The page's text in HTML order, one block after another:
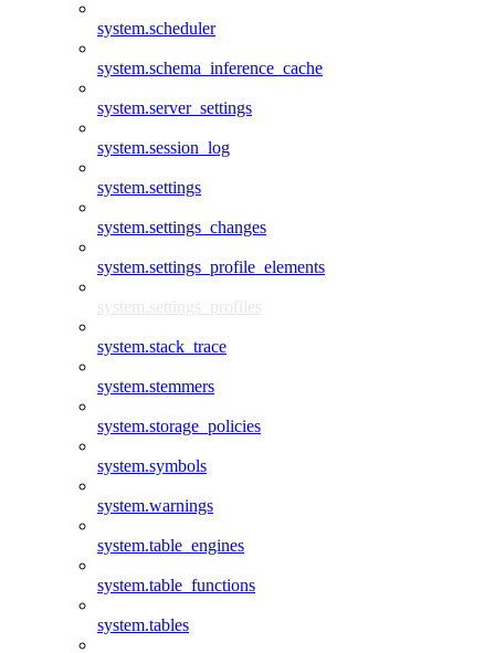
system.scheduler
system.schema_inference_cache
system.server_settings
system.session_log
system.settings
system.settings_changes
system.settings_profile_elements
system.settings_profiles
system.stack_trace
system.stemmers
system.storage_policies
system.symbols
system.warnings
system.table_engines
system.table_functions
system.tables